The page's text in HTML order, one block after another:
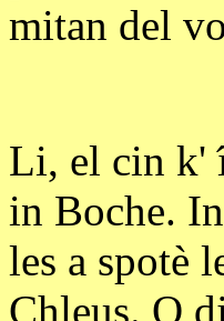
mitan del
Li, el cin k'
in Boche.
les a spotè
Chleus. O